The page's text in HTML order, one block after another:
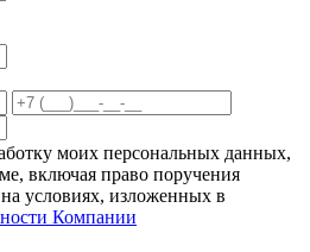
моих персональных данных,
включая право поручения
условиях, изложенных в
Компании